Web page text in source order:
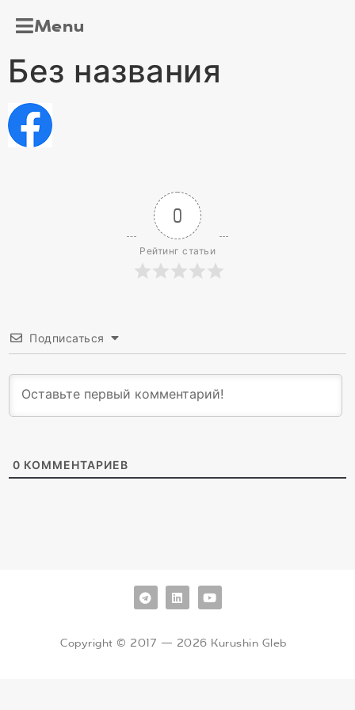
Menu
Без названия
0
Рейтинг статьи
Подписаться
0 КОММЕНТАРИЕВ
Copyright © 2017 — 2026 Kurushin Gleb